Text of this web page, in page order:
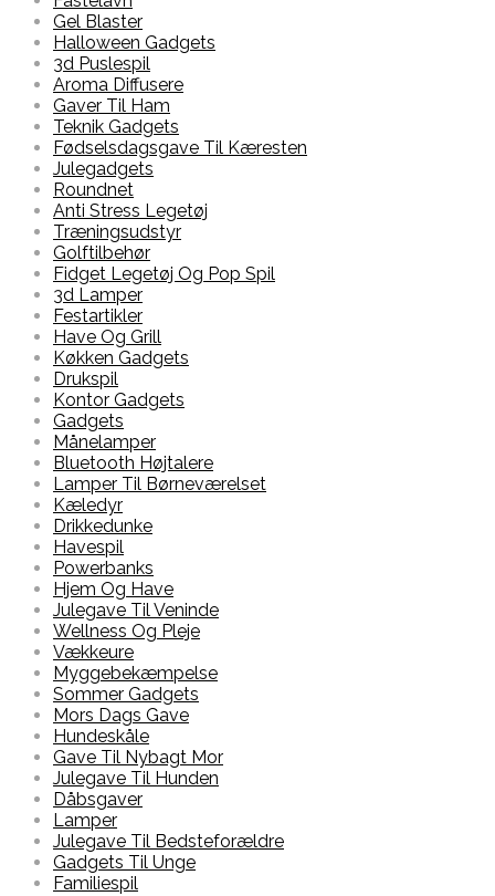
Gel Blaster
Halloween Gadgets
3d Puslespil
Aroma Diffusere
Gaver Til Ham
Teknik Gadgets
Fødselsdagsgave Til Kæresten
Julegadgets
Roundnet
Anti Stress Legetøj
Træningsudstyr
Golftilbehør
Fidget Legetøj Og Pop Spil
3d Lamper
Festartikler
Have Og Grill
Køkken Gadgets
Drukspil
Kontor Gadgets
Gadgets
Månelamper
Bluetooth Højtalere
Lamper Til Børneværelset
Kæledyr
Drikkedunke
Havespil
Powerbanks
Hjem Og Have
Julegave Til Veninde
Wellness Og Pleje
Vækkeure
Myggebekæmpelse
Sommer Gadgets
Mors Dags Gave
Hundeskåle
Gave Til Nybagt Mor
Julegave Til Hunden
Dåbsgaver
Lamper
Julegave Til Bedsteforældre
Gadgets Til Unge
Familiespil